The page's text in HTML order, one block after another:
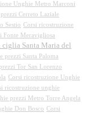
Unghie Metro Marconi
Cerreto Laziale
Sestio Corsi ricostruzione
Fonte Meravigliosa
ciglia Santa Maria del
prezzi Santa Paloma
Tor San Lorenzo
Corsi ricostruzione Unghie
ricostruzione unghie
prezzi Metro Torre Angela
Don Bosco Corsi